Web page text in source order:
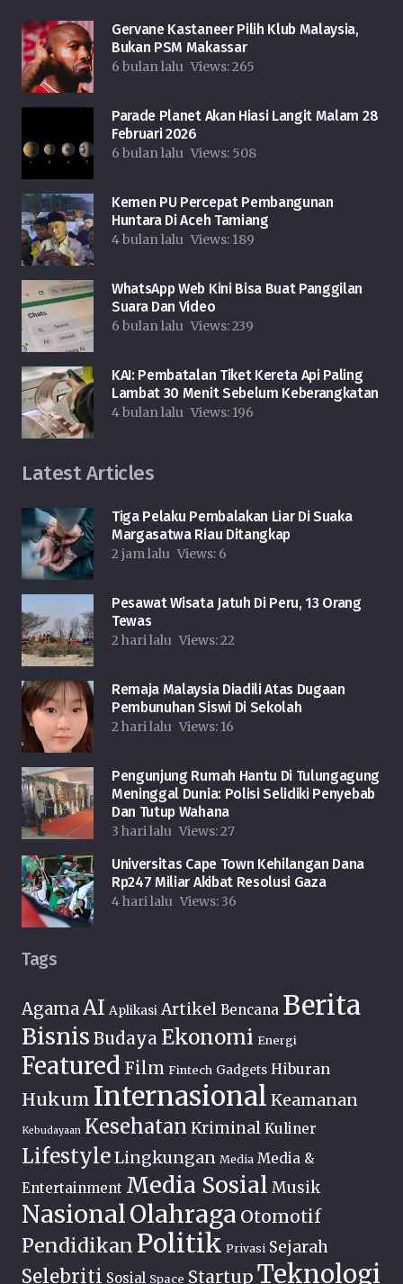
Gervane Kastaneer Pilih Klub Malaysia,
Bukan PSM Makassar
6 bulan lalu Views:265
Parade Planet Akan Hiasi Langit Malam 28
Februari 2026
6 bulan lalu Views: 508
Kemen PU Percepat Pembangunan
Huntara Di Aceh Tamiang
4 bulan lalu Views: 189
WhatsApp Web Kini Bisa Buat Panggilan
Suara Dan Video
6 bulan lalu Views:239
KAI: Pembatalan Tiket Kereta Api Paling
Lambat 30 Menit Sebelum Keberangkatan
4 bulan lalu Views: 196
Latest Articles
Tiga Pelaku Pembalakan Liar Di Suaka
Margasatwa Riau Ditangkap
2 jam lalu Views: 6
Pesawat Wisata Jatuh Di Peru, 13 Orang
Tewas
2 hari lalu Views:22
Remaja Malaysia Diadili Atas Dugaan
Pembunuhan Siswi Di Sekolah
2 hari lalu Views: 16
Pengunjung Rumah Hantu Di Tulungagung
Meninggal Dunia: Polisi Selidiki Penyebab
Dan Tutup Wahana
3 hari lalu Views:27
Universitas Cape Town Kehilangan Dana
Rp247 Miliar Akibat Resolusi Gaza
4 hari lalu Views: 36
Tags
AgamaAI Aplikasi Artikel Bencana Berita
Bisnis Budaya Ekonomi Energi
Featured Film Fintech Gadgets Hiburan
Hukum Internasional Keamanan
Kebudayaan Kesehatan Kriminal Kuliner
LifestyleLingkungan Media Media &
Entertainment Media Sosial Musik
NasionalOlahraga Otomotif
Pendidikan Politik Privasi Sejarah
Selebriti Sosial Space Startup Teknologi